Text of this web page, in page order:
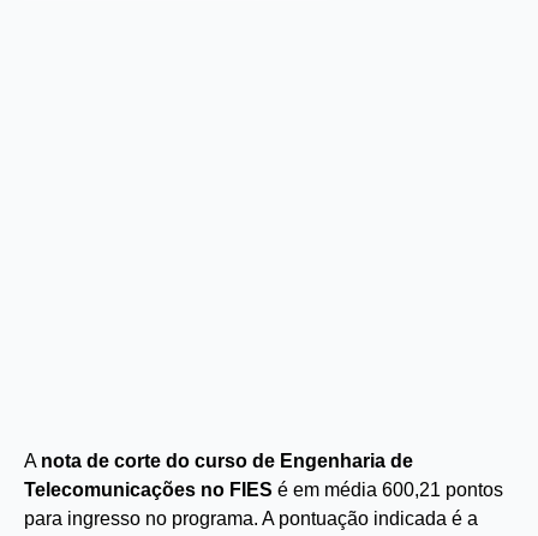
A nota de corte do curso de Engenharia de
Telecomunicações no FIES é em média 600,21 pontos
para ingresso no programa. A pontuação indicada é a